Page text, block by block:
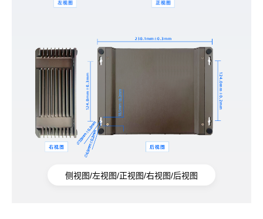
侧视图/左视图/正视图/右视图/后视图